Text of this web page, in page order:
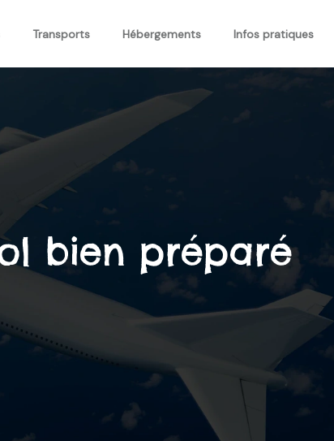
Transports Hébergements Infos pratiques
bien préparé